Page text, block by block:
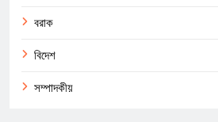
বরাক
বিদেশ
সম্পাদকীয়